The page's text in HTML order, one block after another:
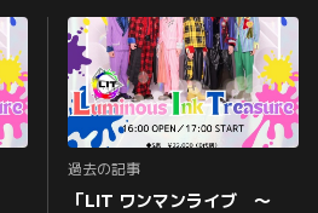
過去の記事
「LIT ワンマンライブ ～